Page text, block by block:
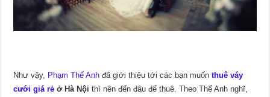
Như vậy, Phạm Thế Anh đã giới thiệu tới các bạn muốnthuê váy
cưới giá rẻ ở Hà Nội thì nên đến đâu để thuê. Theo Thế Anh nghĩ,